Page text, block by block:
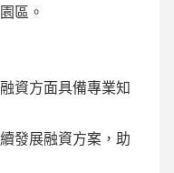
區。
資方面具備專業知
發展融資方案，助